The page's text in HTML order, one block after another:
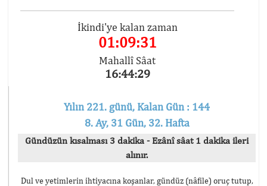
İkindi'ye kalan zaman
01:09:31
Mahallî Sâat
16:44:29
Yılın 221. günü, Kalan Gün : 144
8. Ay, 31 Gün, 32. Hafta
Gündüzün kısalması 3 dakika - Ezânî sâat 1 dakika ileri
alınır.
Dul ve yetimlerin ihtiyacına koşanlar, gündüz (nâfile) oruç tutup,